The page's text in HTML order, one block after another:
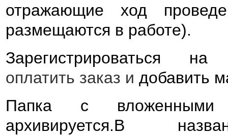
отражающие ход
размещаются в работе).
Зарегистрироваться на
оплатить заказ и добавить
Папка с вложенными
архивируется.В